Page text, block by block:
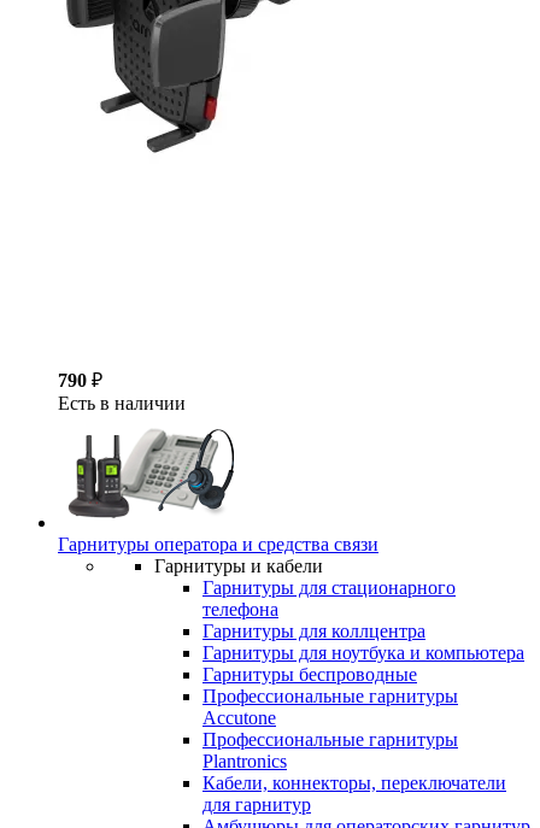
790 ₽
Есть в наличии
Гарнитуры оператора и средства связи
Гарнитуры и кабели
Гарнитуры для стационарного
телефона
Гарнитуры для коллцентра
Гарнитуры для ноутбука и компьютера
Гарнитуры беспроводные
Профессиональные гарнитуры
Accutone
Профессиональные гарнитуры
Plantronics
Кабели, коннекторы, переключатели
для гарнитур